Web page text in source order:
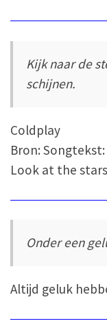
Kijk naar de
schijnen.
Coldplay
Bron:
Look at the
Onder een
Altijd geluk